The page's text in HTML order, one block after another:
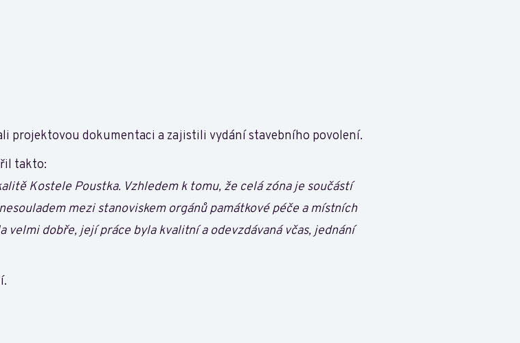
projektovou dokumentaci a zajistili vydání stavebního povolení.
takto:
Kostele Poustka. Vzhledem k tomu, že celá zóna je součástí
mezi stanoviskem orgánů památkové péče a místních
dobře, její práce byla kvalitní a odevzdávaná včas, jednání